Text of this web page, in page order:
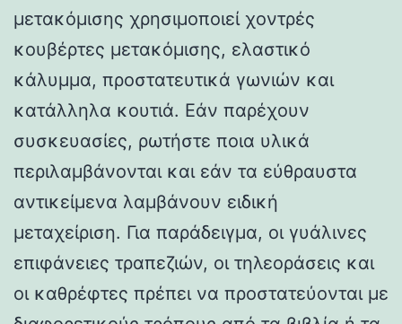
μετακόμισης χρησιμοποιεί χοντρές
κουβέρτες μετακόμισης, ελαστικό
κάλυμμα, προστατευτικά γωνιών και
κατάλληλα κουτιά. Εάν παρέχουν
συσκευασίες, ρωτήστε ποια υλικά
περιλαμβάνονται και εάν τα εύθραυστα
αντικείμενα λαμβάνουν ειδική
μεταχείριση. Για παράδειγμα, οι γυάλινες
επιφάνειες τραπεζιών, οι τηλεοράσεις και
οι καθρέφτες πρέπει να προστατεύονται με